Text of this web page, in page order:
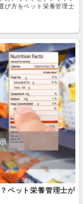
び方をペット栄養管理士
ペット栄養管理士が